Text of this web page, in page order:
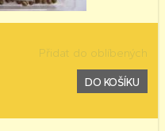
Přidat do oblíbených
DO KOŠÍKU